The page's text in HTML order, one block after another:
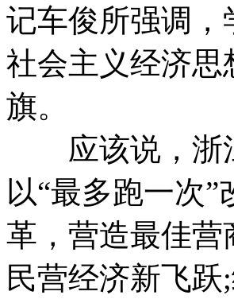
记车俊所强调
社会主义经济
旗。
应该说，浙江
以“最多跑一次
革，营造最佳
民营经济新飞